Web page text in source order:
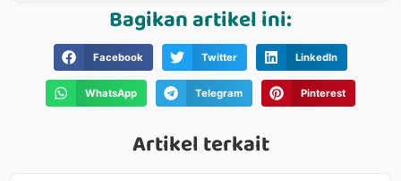
Bagikan artikel ini:
Facebook Twitter LinkedIn
WhatsApp Telegram Pinterest
Artikel terkait